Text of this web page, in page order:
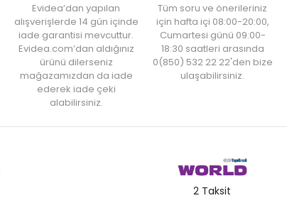
Evidea’dan yapılan
alışverişlerde 14 gün içinde
iade garantisi mevcuttur.
Evidea.com’dan aldığınız
ürünü dilerseniz
mağazamızdan da iade
ederek iade çeki
alabilirsiniz.
Tüm soru ve önerileriniz
için hafta içi 08:00-20:00,
Cumartesi günü 09:00-
18:30 saatleri arasında
0(850) 532 22 22'den bize
ulaşabilirsiniz.
2 Taksit